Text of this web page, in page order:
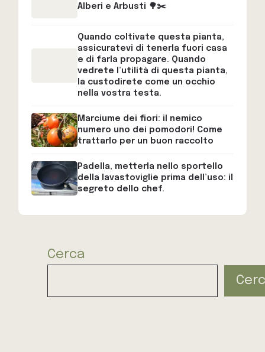
Alberi e Arbusti 🌳✂️
Quando coltivate questa pianta,
assicuratevi di tenerla fuori casa
e di farla propagare. Quando
vedrete l’utilità di questa pianta,
la custodirete come un occhio
nella vostra testa.
Marciume dei fiori: il nemico
numero uno dei pomodori! Come
trattarlo per un buon raccolto
Padella, metterla nello sportello
della lavastoviglie prima dell’uso: il
segreto dello chef.
Cerca